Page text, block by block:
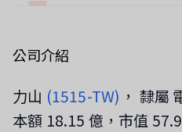
公司介紹
力山 (1515-TW) ， 隸屬 電機機械 產業類別。資
本額 18.15 億，市值